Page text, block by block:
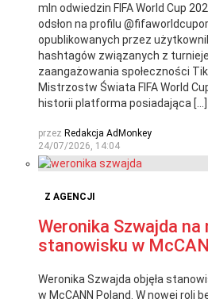
mln odwiedzin FIFA World Cup
odsłon na profilu
opublikowanych przez
hashtagów związanych z
zaangażowania społeczności
Mistrzostw Świata FIFA World
historii platforma posiadająca […]
przez Redakcja AdMonkey
24/07/2026, 14:04
Z AGENCJI
Weronika Szwajda na
stanowisku w
Weronika Szwajda objęła
w McCANN Poland. W nowej roli